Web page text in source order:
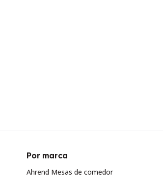
Por marca
Ahrend Mesas de comedor